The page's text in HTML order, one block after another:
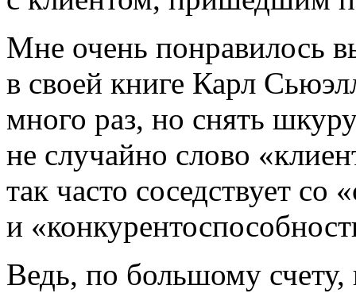
Мне очень понравилось
в своей книге Карл
много раз, но снять
не случайно слово
так часто соседствует со
и
Ведь, по большому счету,